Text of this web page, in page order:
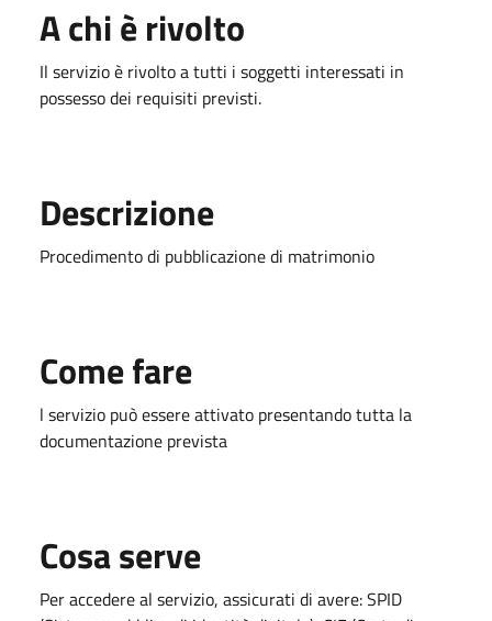
A chi è rivolto
Il servizio è rivolto a tutti i soggetti interessati in
possesso dei requisiti previsti.
Descrizione
Procedimento di pubblicazione di matrimonio
Come fare
l servizio può essere attivato presentando tutta la
documentazione prevista
Cosa serve
Per accedere al servizio, assicurati di avere: SPID